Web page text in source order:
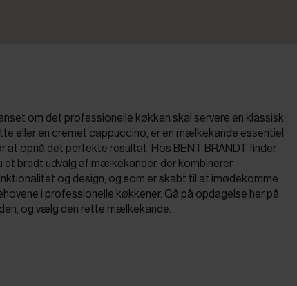
om det professionelle køkken skal servere en klassisk
eller en cremet cappuccino, er en mælkekande essentiel
at opnå det perfekte resultat. Hos BENT BRANDT finder
et bredt udvalg af mælkekander, der kombinerer
og design, og som er skabt til at imødekomme
i professionelle køkkener. Gå på opdagelse her på
og vælg den rette mælkekande.